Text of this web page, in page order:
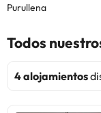
Purullena
Todos
4 alojamientos